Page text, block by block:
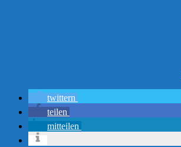
twittern
teilen
mitteilen